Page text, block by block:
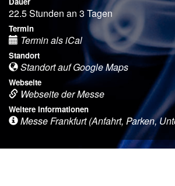
22.5 Stunden an 3 Tagen
Termin
Termin als iCal
Standort
Standort auf Google Maps
Webseite
Webseite der Messe
Weitere Informationen
Messe Frankfurt (Anfahrt, Parken,